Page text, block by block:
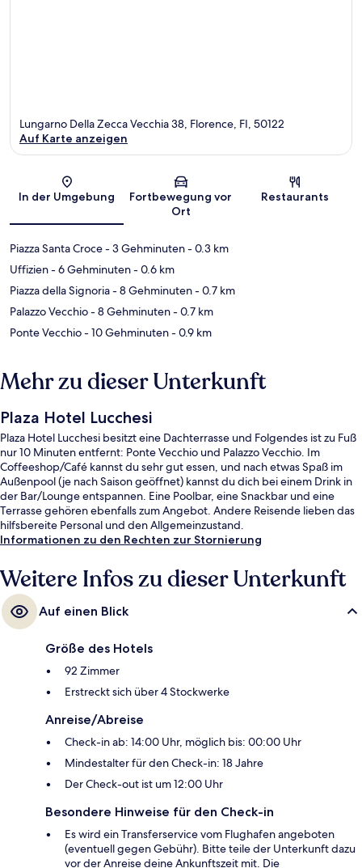
Karte
Lungarno Della Zecca Vecchia 38, Florence, FI, 50122
Auf Karte anzeigen
In der Umgebung
Fortbewegung vor
Ort
Restaurants
Piazza Santa Croce- 3 Gehminuten- 0.3 km
Uffizien- 6 Gehminuten- 0.6 km
Piazza della Signoria- 8 Gehminuten- 0.7 km
Palazzo Vecchio- 8 Gehminuten- 0.7 km
Ponte Vecchio- 10 Gehminuten- 0.9 km
Mehr zu dieser Unterkunft
Plaza Hotel Lucchesi
Plaza Hotel Lucchesi besitzt eine Dachterrasse und Folgendes ist zu Fuß
nur 10 Minuten entfernt: Ponte Vecchio und Palazzo Vecchio. Im
Coffeeshop/Café kannst du sehr gut essen, und nach etwas Spaß im
Außenpool (je nach Saison geöffnet) kannst du dich bei einem Drink in
der Bar/Lounge entspannen. Eine Poolbar, eine Snackbar und eine
Terrasse gehören ebenfalls zum Angebot. Andere Reisende lieben das
hilfsbereite Personal und den Allgemeinzustand.
Informationen zu den Rechten zur Stornierung
Weitere Infos zu dieser Unterkunft
Auf einen Blick
Größe des Hotels
92 Zimmer
Erstreckt sich über 4 Stockwerke
Anreise/Abreise
Check-in ab: 14:00 Uhr, möglich bis: 00:00 Uhr
Mindestalter für den Check-in: 18 Jahre
Der Check-out ist um 12:00 Uhr
Besondere Hinweise für den Check-in
Es wird ein Transferservice vom Flughafen angeboten
(eventuell gegen Gebühr). Bitte teile der Unterkunft dazu
vor der Anreise deine Ankunftszeit mit. Die